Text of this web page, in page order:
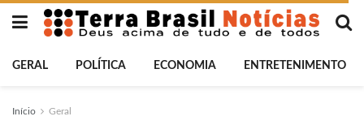
GERAL POLÍTICA ECONOMIA ENTRETENIMENTO
Início Geral